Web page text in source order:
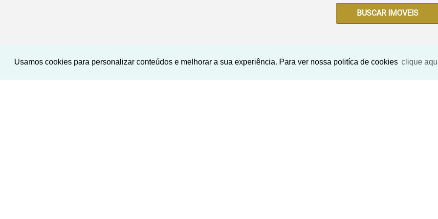
Usamos cookies para personalizar conteúdos e melhorar a sua experiência. Para ver nossa politíca de cookies clique
BUSCAR IMOVEIS